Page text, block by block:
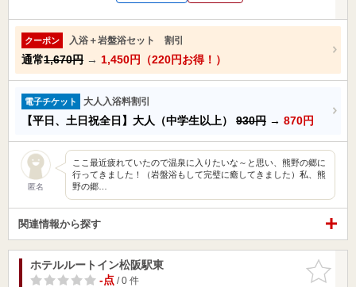
クーポン 入浴＋岩盤浴セット 割引
通常1,670円 → 1,450円（220円お得！）
電子チケット 大人入浴料割引
【平日、土日祝全日】大人（中学生以上） 930円 → 870円
匿名
ここ最近疲れていたので温泉に入りたいな～と思い、熊野の郷に
行ってきました！（岩盤浴もして完璧に癒してきました）私、熊
野の郷…
関連情報から探す
お気に入
りに追加
ホテルルートイン松阪駅東
-点/ 0 件